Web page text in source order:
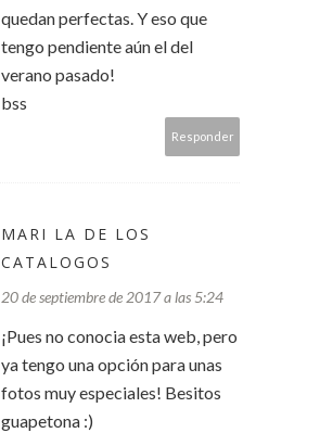
quedan perfectas. Y eso que
tengo pendiente aún el del
verano pasado!
bss
Responder
MARI LA DE LOS
CATALOGOS
20 de septiembre de 2017 a las 5:24
¡Pues no conocia esta web, pero
ya tengo una opción para unas
fotos muy especiales! Besitos
guapetona :)